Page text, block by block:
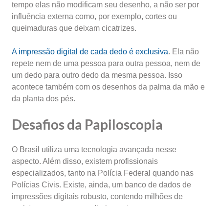
tempo elas não modificam seu desenho, a não ser por
influência externa como, por exemplo, cortes ou
queimaduras que deixam cicatrizes.
A impressão digital de cada dedo é exclusiva. Ela não
repete nem de uma pessoa para outra pessoa, nem de
um dedo para outro dedo da mesma pessoa. Isso
acontece também com os desenhos da palma da mão e
da planta dos pés.
Desafios da Papiloscopia
O Brasil utiliza uma tecnologia avançada nesse
aspecto. Além disso, existem profissionais
especializados, tanto na Polícia Federal quando nas
Polícias Civis. Existe, ainda, um banco de dados de
impressões digitais robusto, contendo milhões de